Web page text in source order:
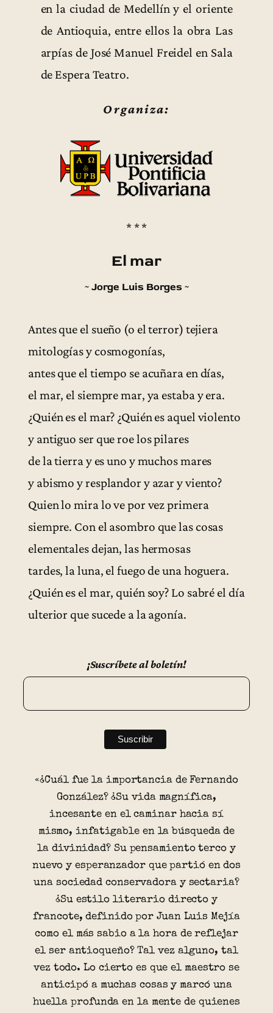
en la ciudad de Medellín y el oriente
de Antioquia, entre ellos la obra Las
arpías de José Manuel Freidel en Sala
de Espera Teatro.
Organiza:
* * *
El mar
~ Jorge Luis Borges ~
Antes que el sueño (o el terror) tejiera
mitologías y cosmogonías,
antes que el tiempo se acuñara en días,
el mar, el siempre mar, ya estaba y era.
¿Quién es el mar? ¿Quién es aquel violento
y antiguo ser que roe los pilares
de la tierra y es uno y muchos mares
y abismo y resplandor y azar y viento?
Quien lo mira lo ve por vez primera
siempre. Con el asombro que las cosas
elementales dejan, las hermosas
tardes, la luna, el fuego de una hoguera.
¿Quién es el mar, quién soy? Lo sabré el día
ulterior que sucede a la agonía.
¡Suscríbete al boletín!
«¿Cuál fue la importancia de Fernando
González? ¿Su vida magnífica,
incesante en el caminar hacia sí
mismo, infatigable en la búsqueda de
la divinidad? Su pensamiento terco y
nuevo y esperanzador que partió en dos
una sociedad conservadora y sectaria?
¿Su estilo literario directo y
francote, definido por Juan Luis Mejía
como el más sabio a la hora de reflejar
el ser antioqueño? Tal vez alguno, tal
vez todo. Lo cierto es que el maestro se
anticipó a muchas cosas y marcó una
huella profunda en la mente de quienes